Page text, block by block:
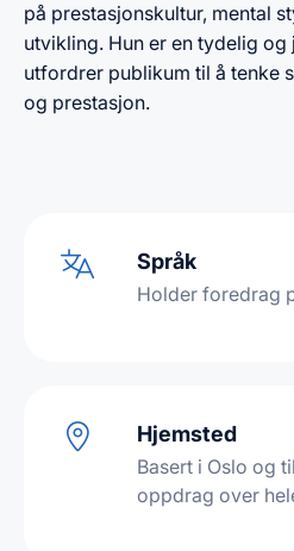
på prestasjonskultur, mental
utvikling. Hun er en tydelig
utfordrer publikum til å tenke
og prestasjon.
Språk
Holder foredrag
Hjemsted
Basert i Oslo og
oppdrag over